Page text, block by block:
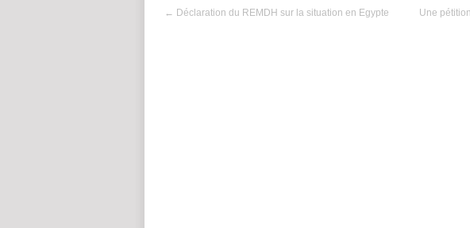
← Déclaration du REMDH sur la situation en Egypte
Une